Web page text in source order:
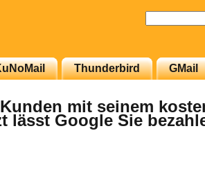
Thunderbird GMail
mit seinem
lässt Google Sie